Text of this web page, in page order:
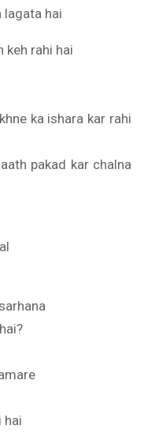
lagata hai
keh rahi hai
ka ishara kar rahi
pakad kar chalna
hai